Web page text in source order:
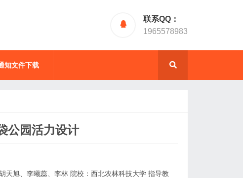
联系QQ：
1965578983
知文件下载
公园活力设计
旭、李曦蕊、李林 院校：西北农林科技大学 指导教